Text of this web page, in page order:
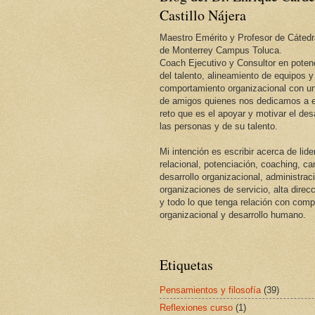
Castillo Nájera
Maestro Emérito y Profesor de
de Monterrey Campus Toluca.
Coach Ejecutivo y Consultor en
del talento, alineamiento de equipos y
comportamiento organizacional con
de amigos quienes nos dedicamos a
reto que es el apoyar y motivar el
las personas y de su talento.
Mi intención es escribir acerca de
relacional, potenciación, coaching,
desarrollo organizacional,
organizaciones de servicio, alta
y todo lo que tenga relación con
organizacional y desarrollo humano.
Etiquetas
Pensamientos y filosofía (39)
Reflexiones curso (1)